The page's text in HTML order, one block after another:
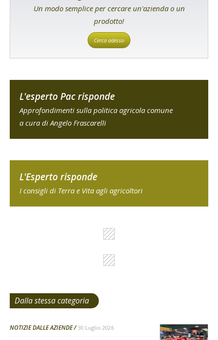
Un modo semplice per cercare un'azienda o un
prodotto!
Cerca adesso
L'esperto Pac risponde
Approfondimenti sulla politica agricola comune
a cura di Angelo Frascarelli
L'Esperto risponde
I consigli di Terra e Vita agli agricoltori
Dalla stessa categoria
NOTIZIE DALLE AZIENDE 30 Luglio 2026